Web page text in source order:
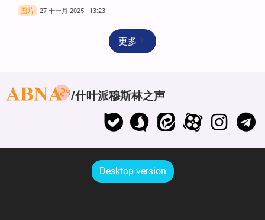
图片 27 十一月 2025 - 13:23
更多
什叶派穆斯林之声
Desktop version